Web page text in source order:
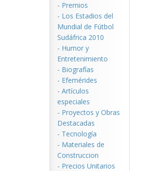
- Premios
- Los Estadios del
Mundial de Fútbol
Sudáfrica 2010
- Humor y
Entretenimiento
- Biografías
- Efemérides
- Artículos
especiales
- Proyectos y Obras
Destacadas
- Tecnología
- Materiales de
Construccion
- Precios Unitarios